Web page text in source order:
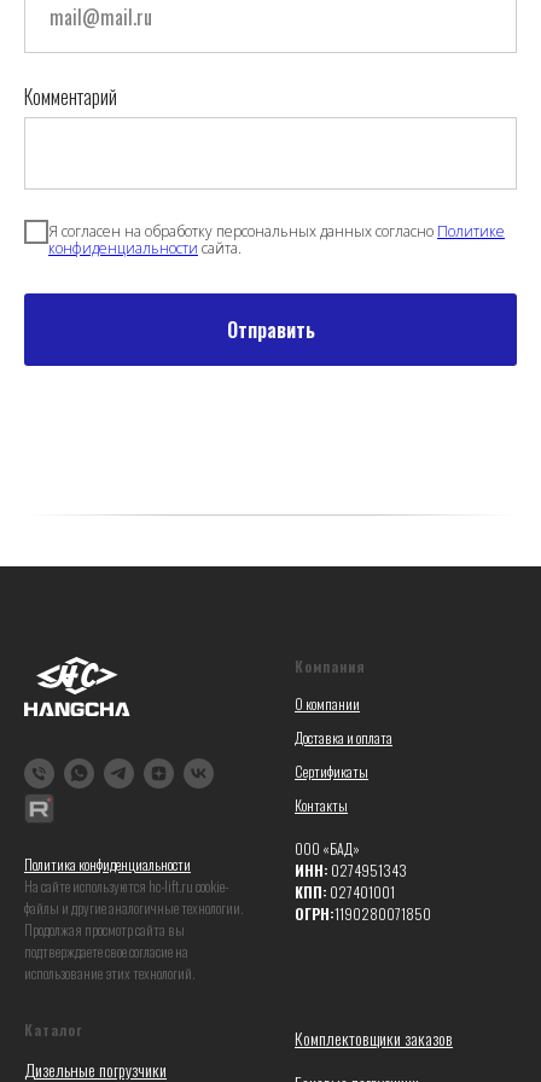
Комментарий
Я согласен на обработку персональных данных согласно Политике
конфиденциальности сайта.
Отправить
Политика конфиденциальности
На сайте используются hc-lift.ru coоkie-
файлы и другие аналогичные технологии.
Продолжая просмотр сайта вы
подтверждаете свое согласие на
использование этих технологий.
Компания
О компании
Доставка и оплата
Сертификаты
Контакты
ООО «БАД»
ИНН: 0274951343
КПП: 027401001
ОГРН:1190280071850
Каталог
Дизельные погрузчики
Комплектовщики заказов